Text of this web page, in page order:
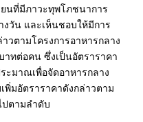
นที่มีภาวะทุพโภชนาการ
วัน และเห็นชอบให้มีการ
วตามโครงการอาหารกลาง
ทต่อคน ซึ่งเป็นอัตราราคา
ะมาณเพื่อจัดอาหารกลาง
มอัตราราคาดังกล่าวตาม
ตามลำดับ